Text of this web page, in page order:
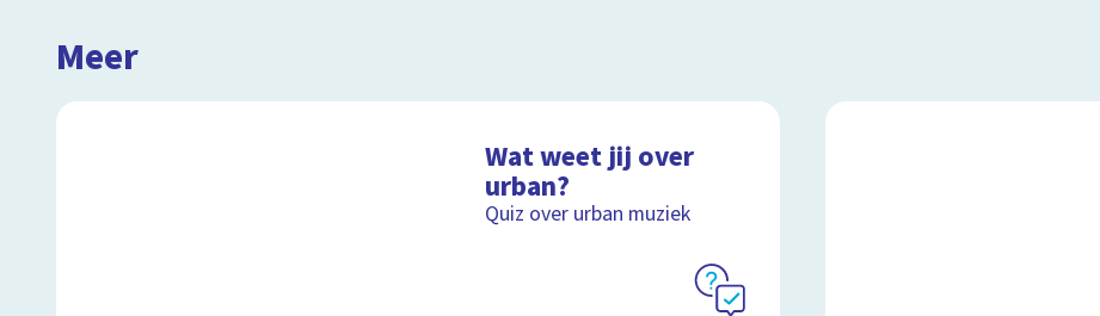
Meer
Wat weet jij over
urban?
Quiz over urban muziek